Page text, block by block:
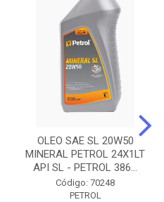
OLEO SAE SL 20W50
MINERAL PETROL 24X1LT
API SL - PETROL 386...
Código: 70248
PETROL